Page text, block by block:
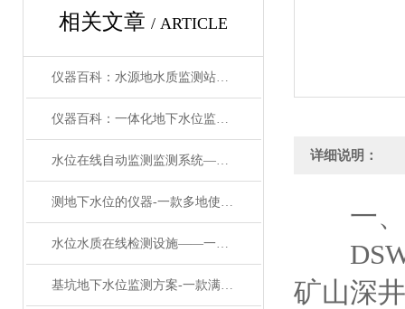
相关文章 / ARTICLE
仪器百科：水源地水质监测站——水源地水质监测设备/直送2024全
仪器百科：一体化地下水位监测仪——地下水水位自动监测仪/直送2024全
水位在线自动监测监测系统——一款防汛抗洪自动水位监测仪#2024(万象推送)
测地下水位的仪器-一款多地使用的水位自动监测系统#2024已更新
水位水质在线检测设施——一款勇往直前的全自动水位检测器#2024已更新
基坑地下水位监测方案-一款满面春风的水量水质监测系统#2023已更新
详细说明：
一、
DSW1
矿山深